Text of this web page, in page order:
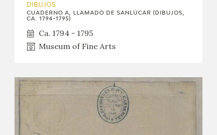
GOYA EN EL MUNDO
GOYA EN ARAGÓN
EDICIONES
DIBUJOS
CUADERNO A, LLAMADO DE SANLÚCAR (DIBUJOS,
CA. 1794-1795)
Ca. 1794 - 1795
Museum of Fine Arts